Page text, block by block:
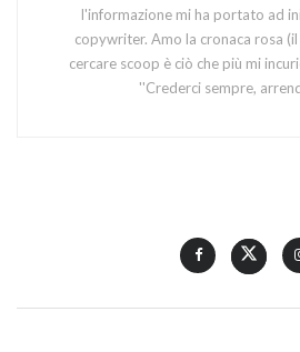
l'informazione mi ha portato ad
copywriter. Amo la cronaca rosa
cercare scoop è ciò che più mi
''Crederci sempre,